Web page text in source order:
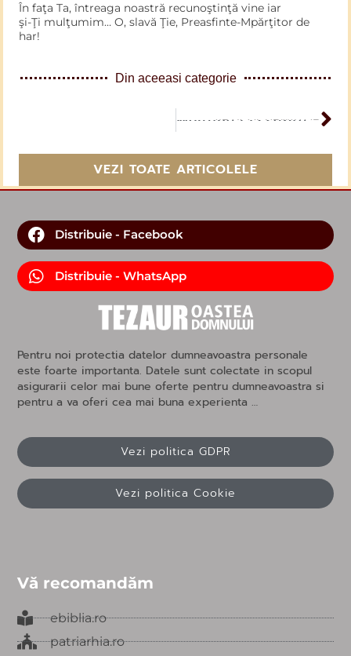
În faţa Ta, întreaga noastră recunoştinţă vine iar
şi-Ţi mulţumim… O, slavă Ţie, Preasfinte-Mpărţitor de
har!
Din aceeasi categorie
ARTICOL URMĂTOR
Moţiunea 12 septembrie 1937
VEZI TOATE ARTICOLELE
Distribuie - Facebook
Distribuie - WhatsApp
Pentru noi protectia datelor dumneavoastra personale
este foarte importanta. Datele sunt colectate in scopul
asigurarii celor mai bune oferte pentru dumneavoastra si
pentru a va oferi cea mai buna experienta …
Vezi politica GDPR
Vezi politica Cookie
Vă recomandăm
ebiblia.ro
patriarhia.ro